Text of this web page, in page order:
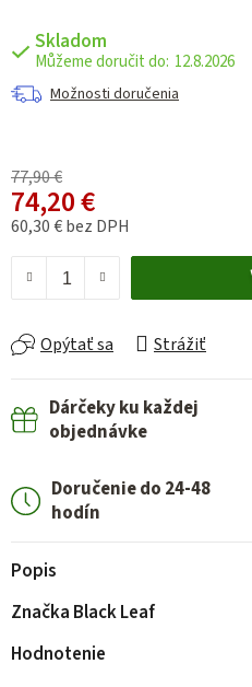
Skladom
12.8.2026
Možnosti doručenia
77,90 €
74,20 €
60,30 € bez DPH
Opýtať sa Strážiť
Dárčeky ku každej
objednávke
Doručenie do 24-48
hodín
Popis
Značka Black Leaf
Hodnotenie